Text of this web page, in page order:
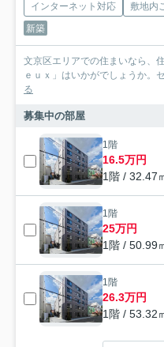
インターネット対応
敷地内
新築
文京区エリアでの住まいなら、
ｅｕｘ」はいかがでしょうか。
る
募集中の部屋
1階
16.5万円
1階 / 32.47
1階
25万円
1階 / 50.99
1階
26.3万円
1階 / 53.32